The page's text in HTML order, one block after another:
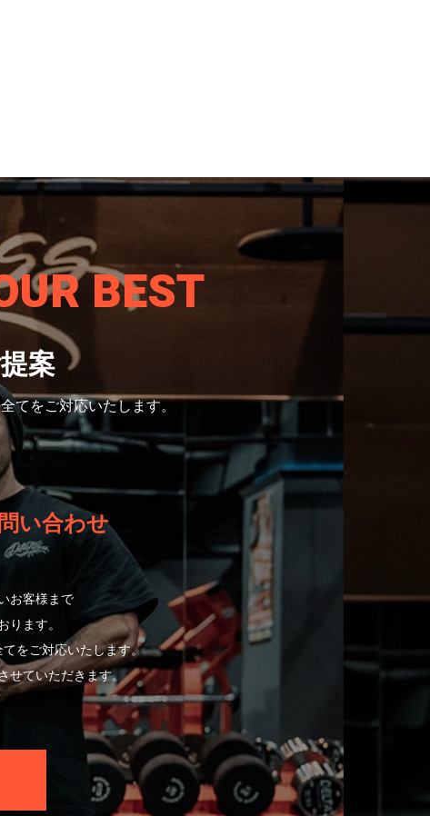
BEST
案
てをご対応いたします。
い合わせ
お客様まで
ります。
をご対応いたします。
せていただきます。